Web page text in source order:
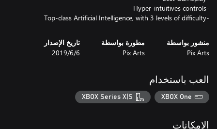
-Top-class Artificial Intelligence, with 3 levels of difficulty
منشور بواسطة
Pix Arts
مطورة بواسطة
Pix Arts
تاريخ الإصدار
6‏/6‏/2019
العب باستخدام
XBOX One
XBOX Series X|S
الإمكانات